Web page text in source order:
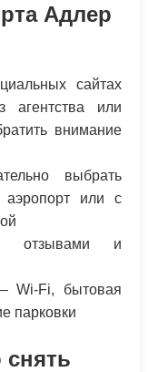
Адлер
сайтах
агентства или
внимание
выбрать
аэропорт или с
отзывами и
Wi-Fi, бытовая
парковки
снять